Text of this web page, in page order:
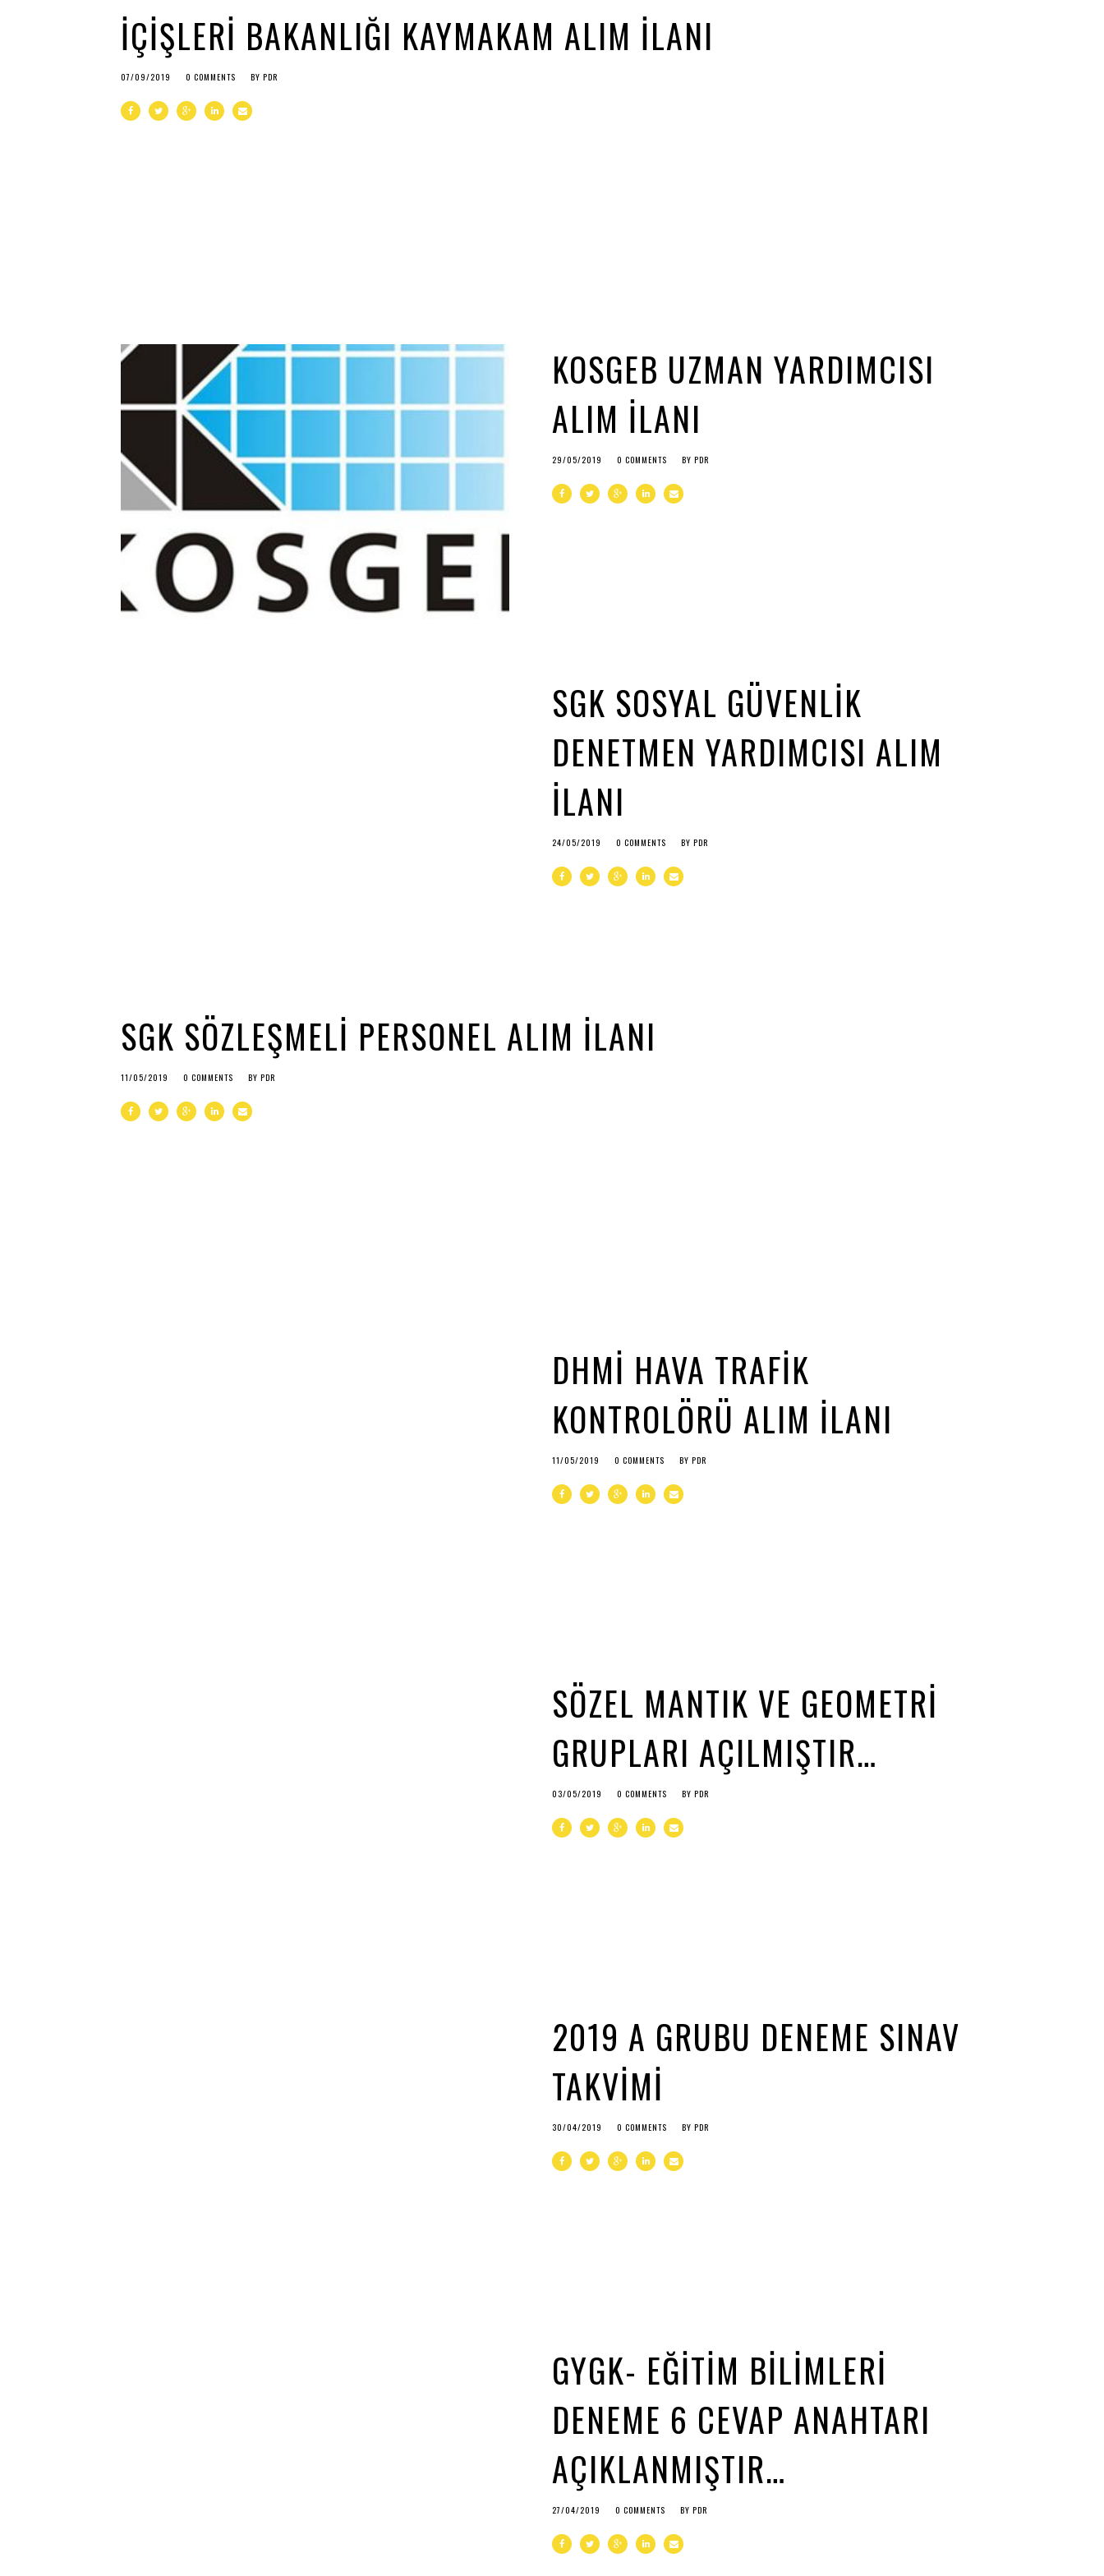
İÇIŞLERI BAKANLIĞI KAYMAKAM ALIM İLANI
07/09/2019 0 COMMENTS BY PDR
KOSGEB UZMAN YARDIMCISI
ALIM İLANI
29/05/2019 0 COMMENTS BY PDR
SGK SOSYAL GÜVENLIK
DENETMEN YARDIMCISI ALIM
İLANI
24/05/2019 0 COMMENTS BY PDR
SGK SÖZLEŞMELI PERSONEL ALIM İLANI
11/05/2019 0 COMMENTS BY PDR
DHMİ HAVA TRAFIK
KONTROLÖRÜ ALIM İLANI
11/05/2019 0 COMMENTS BY PDR
SÖZEL MANTIK VE GEOMETRİ
GRUPLARI AÇILMIŞTIR…
03/05/2019 0 COMMENTS BY PDR
2019 A GRUBU DENEME SINAV
TAKVİMİ
30/04/2019 0 COMMENTS BY PDR
GYGK- EĞİTİM BİLİMLERİ
DENEME 6 CEVAP ANAHTARI
AÇIKLANMIŞTIR…
27/04/2019 0 COMMENTS BY PDR